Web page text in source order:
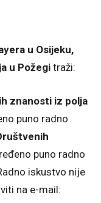
u Osijeku,
u Požegi traži:
znanosti iz polja
puno radno
puno radno
iskustvo nije
na e-mail: